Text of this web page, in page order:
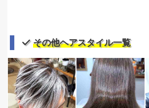
その他ヘアスタイル一覧